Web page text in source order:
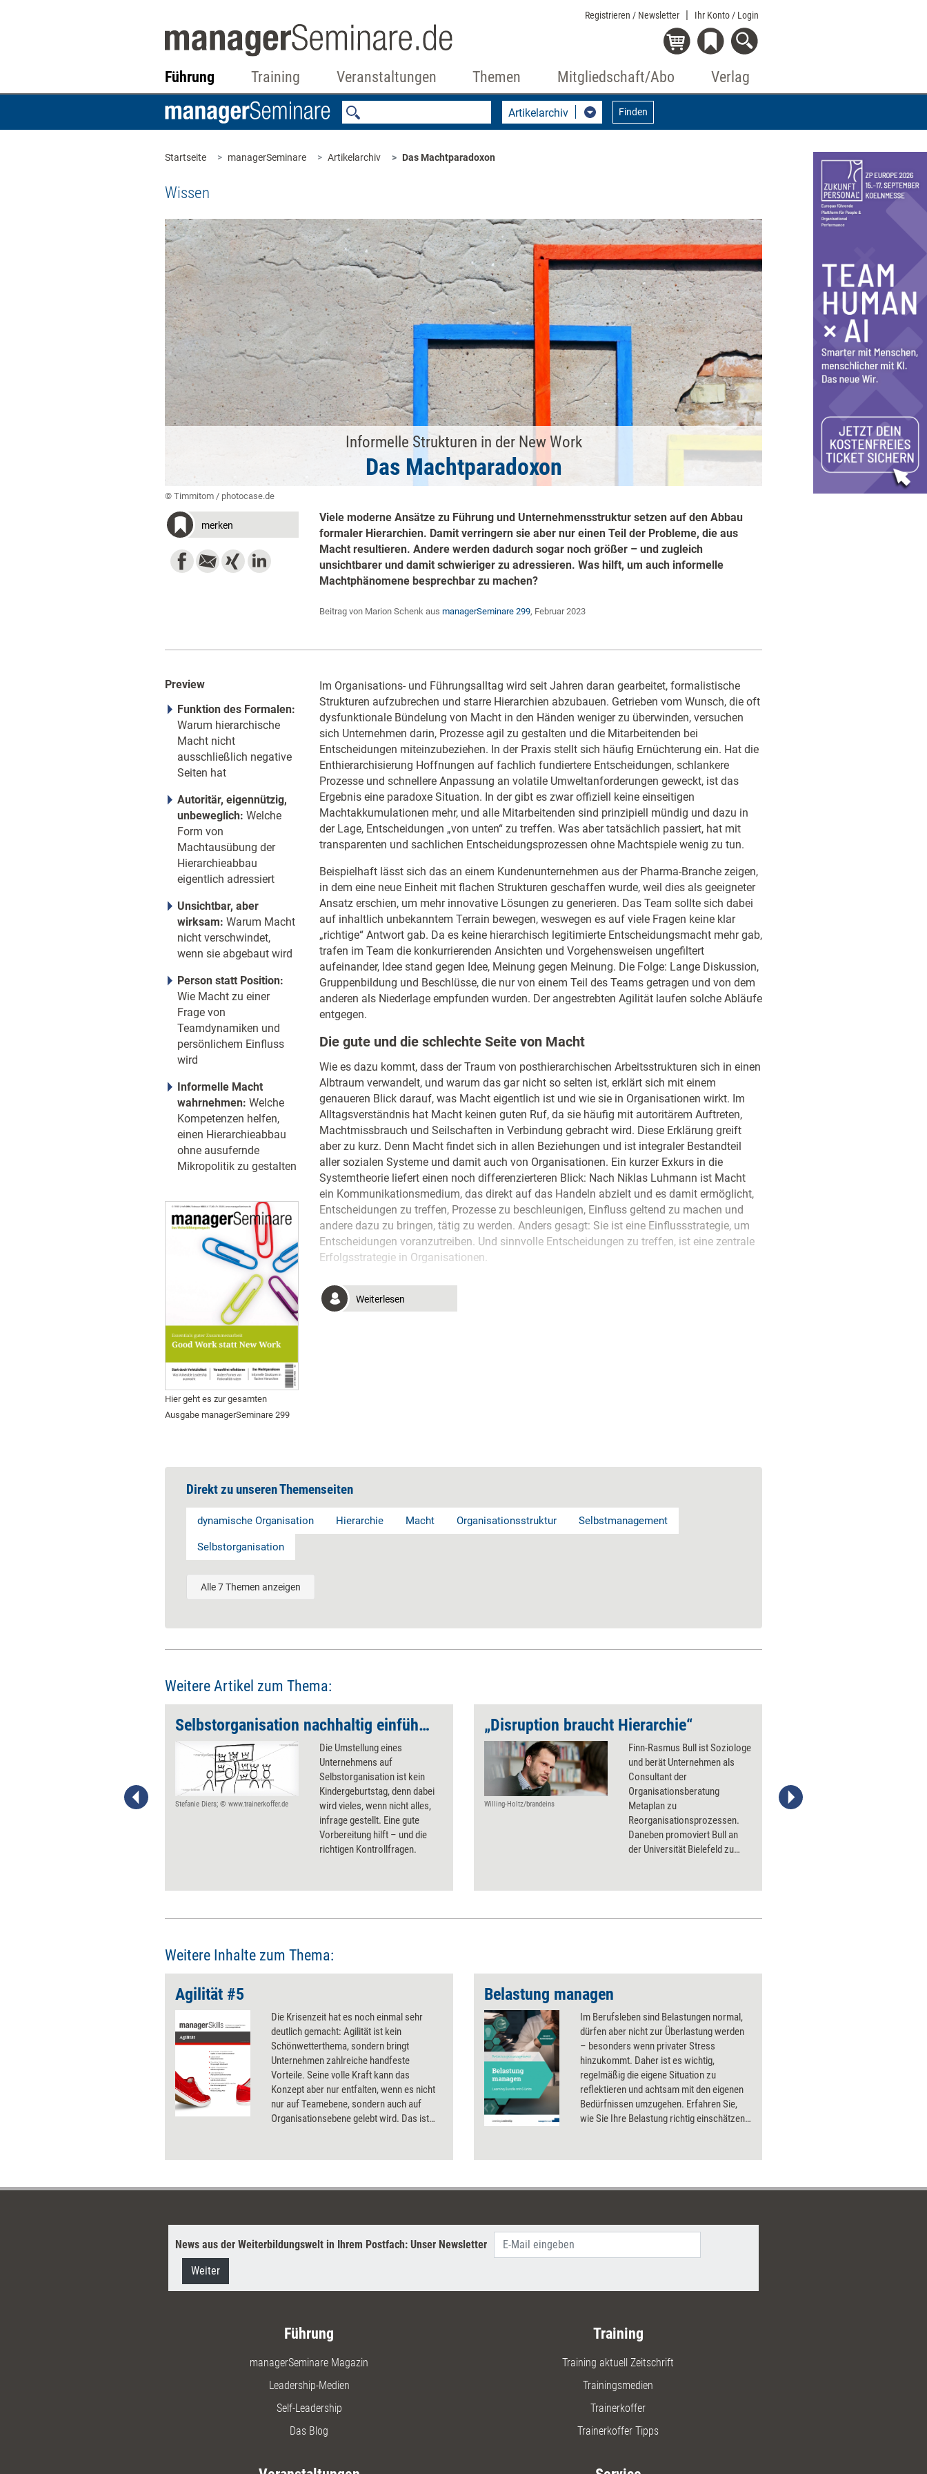
Registrieren / Newsletter Ihr Konto / Login
Führung Training Veranstaltungen Themen Mitgliedschaft/Abo Verlag
Artikelarchiv Finden
Startseite managerSeminare Artikelarchiv Das Machtparadoxon
Wissen
Informelle Strukturen in der New Work
Das Machtparadoxon
© Timmitom / photocase.de
merken
Viele moderne Ansätze zu Führung und Unternehmensstruktur setzen auf den Abbau
formaler Hierarchien. Damit verringern sie aber nur einen Teil der Probleme, die aus
Macht resultieren. Andere werden dadurch sogar noch größer – und zugleich
unsichtbarer und damit schwieriger zu adressieren. Was hilft, um auch informelle
Machtphänomene besprechbar zu machen?
Beitrag von Marion Schenk aus managerSeminare 299, Februar 2023
Preview
Funktion des Formalen:
Warum hierarchische
Macht nicht
ausschließlich negative
Seiten hat
Autoritär, eigennützig,
unbeweglich: Welche
Form von
Machtausübung der
Hierarchieabbau
eigentlich adressiert
Unsichtbar, aber
wirksam: Warum Macht
nicht verschwindet,
wenn sie abgebaut wird
Person statt Position:
Wie Macht zu einer
Frage von
Teamdynamiken und
persönlichem Einfluss
wird
Informelle Macht
wahrnehmen: Welche
Kompetenzen helfen,
einen Hierarchieabbau
ohne ausufernde
Mikropolitik zu gestalten
Hier geht es zur gesamten
Ausgabe managerSeminare 299
Im Organisations- und Führungsalltag wird seit Jahren daran gearbeitet, formalistische
Strukturen aufzubrechen und starre Hierarchien abzubauen. Getrieben vom Wunsch, die oft
dysfunktionale Bündelung von Macht in den Händen weniger zu überwinden, versuchen
sich Unternehmen darin, Prozesse agil zu gestalten und die Mitarbeitenden bei
Entscheidungen miteinzubeziehen. In der Praxis stellt sich häufig Ernüchterung ein. Hat die
Enthierarchisierung Hoffnungen auf fachlich fundiertere Entscheidungen, schlankere
Prozesse und schnellere Anpassung an volatile Umweltanforderungen geweckt, ist das
Ergebnis eine paradoxe Situation. In der gibt es zwar offiziell keine einseitigen
Machtakkumulationen mehr, und alle Mitarbeitenden sind prinzipiell mündig und dazu in
der Lage, Entscheidungen „von unten“ zu treffen. Was aber tatsächlich passiert, hat mit
transparenten und sachlichen Entscheidungsprozessen ohne Machtspiele wenig zu tun.
Beispielhaft lässt sich das an einem Kundenunternehmen aus der Pharma-Branche zeigen,
in dem eine neue Einheit mit flachen Strukturen geschaffen wurde, weil dies als geeigneter
Ansatz erschien, um mehr innovative Lösungen zu generieren. Das Team sollte sich dabei
auf inhaltlich unbekanntem Terrain bewegen, weswegen es auf viele Fragen keine klar
„richtige“ Antwort gab. Da es keine hierarchisch legitimierte Entscheidungsmacht mehr gab,
trafen im Team die konkurrierenden Ansichten und Vorgehensweisen ungefiltert
aufeinander, Idee stand gegen Idee, Meinung gegen Meinung. Die Folge: Lange Diskussion,
Gruppenbildung und Beschlüsse, die nur von einem Teil des Teams getragen und von dem
anderen als Niederlage empfunden wurden. Der angestrebten Agilität laufen solche Abläufe
entgegen.
Die gute und die schlechte Seite von Macht
Wie es dazu kommt, dass der Traum von posthierarchischen Arbeitsstrukturen sich in einen
Albtraum verwandelt, und warum das gar nicht so selten ist, erklärt sich mit einem
genaueren Blick darauf, was Macht eigentlich ist und wie sie in Organisationen wirkt. Im
Alltagsverständnis hat Macht keinen guten Ruf, da sie häufig mit autoritärem Auftreten,
Machtmissbrauch und Seilschaften in Verbindung gebracht wird. Diese Erklärung greift
aber zu kurz. Denn Macht findet sich in allen Beziehungen und ist integraler Bestandteil
aller sozialen Systeme und damit auch von Organisationen. Ein kurzer Exkurs in die
Systemtheorie liefert einen noch differenzierteren Blick: Nach Niklas Luhmann ist Macht
ein Kommunikationsmedium, das direkt auf das Handeln abzielt und es damit ermöglicht,
Entscheidungen zu treffen, Prozesse zu beschleunigen, Einfluss geltend zu machen und
andere dazu zu bringen, tätig zu werden. Anders gesagt: Sie ist eine Einflussstrategie, um
Entscheidungen voranzutreiben. Und sinnvolle Entscheidungen zu treffen, ist eine zentrale
Erfolgsstrategie in Organisationen.
Weiterlesen
Direkt zu unseren Themenseiten
dynamische Organisation Hierarchie Macht Organisationsstruktur Selbstmanagement
Selbstorganisation
Alle 7 Themen anzeigen
Weitere Artikel zum Thema:
Gefühl gibt es nicht. Folgende
Selbstorganisation nachhaltig einführen
Stefanie Diers; © www.trainerkoffer.de
Die Umstellung eines
Unternehmens auf
Selbstorganisation ist kein
Kindergeburtstag, denn dabei
wird vieles, wenn nicht alles,
infrage gestellt. Eine gute
Vorbereitung hilft – und die
richtigen Kontrollfragen.
„Disruption braucht ­Hierarchie“
Willing-Holtz/brandeins
Finn-Rasmus Bull ist Soziologe
und berät Unternehmen als
Consultant der
Organisationsberatung
Metaplan zu
Reorganisationsprozessen.
Daneben promoviert Bull an
der Universität Bielefeld zu
Stefanie Diers; © www.trainerkoffer.de
Weitere Inhalte zum Thema:
Agilität #5
Die Krisenzeit hat es noch einmal sehr
deutlich gemacht: Agilität ist kein
Schönwetterthema, sondern bringt
Unternehmen zahlreiche handfeste
Vorteile. Seine volle Kraft kann das
Konzept aber nur entfalten, wenn es nicht
nur auf Teamebene, sondern auch auf
Organisationsebene gelebt wird. Das ist
Ansätze und Impulse dazu sowie konkrete
Kleinen gelingt.
Belastung managen
Im Berufsleben sind Belastungen normal,
dürfen aber nicht zur Überlastung werden
– besonders wenn privater Stress
hinzukommt. Daher ist es wichtig,
regelmäßig die eigene Situation zu
reflektieren und achtsam mit den eigenen
Bedürfnissen umzugehen. Erfahren Sie,
wie Sie Ihre Belastung richtig einschätzen,
Dauerbelastung vermeiden und sich
Selbstlernmodule dieses Bundles
Kompetenzbereich auszubauen.
News aus der Weiterbildungswelt in Ihrem Postfach: Unser Newsletter
Weiter
Führung
managerSeminare Magazin
Leadership-Medien
Self-Leadership
Das Blog
Training
Training aktuell Zeitschrift
Trainingsmedien
Trainerkoffer
Trainerkoffer Tipps